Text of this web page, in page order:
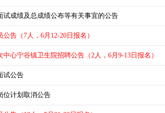
试成绩及总成绩公布等有关事宜的公告
告（7人，6月12-20日报名）
心宁谷镇卫生院招聘公告（2人，6月9-13日报名）
试公告
位计划取消公告